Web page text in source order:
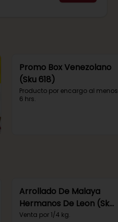
Promo Box Venezolano
(Sku 618)
Producto por encargo al menos
6 hrs.
Arrollado De Malaya
Hermanos De Leon (Sku
293)
Venta por 1/4 kg.